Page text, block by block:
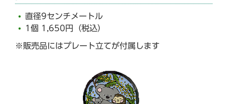
直径9センチメートル
1個 1,650円（税込）
※販売品にはプレート立てが付属します